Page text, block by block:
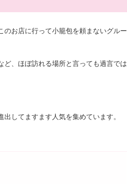
お店に行って小籠包を頼まないグルー
ど、ほぼ訪れる場所と言っても過言では
してますます人気を集めています。